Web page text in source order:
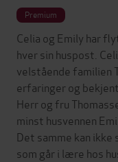
Premium
Celia og Emily har
hver sin huspost.
velstående familien
erfaringer og
Herr og fru
minst husvennen
Det samme kan ikke
som går i lære hos